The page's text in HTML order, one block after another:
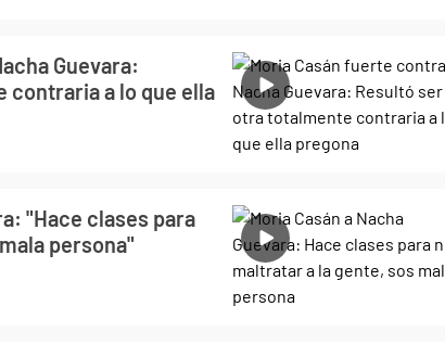
Guevara:
contraria a lo que ella
"Hace clases para
persona"